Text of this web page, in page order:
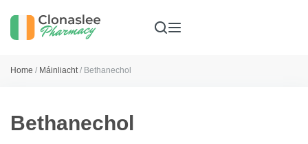
Home / Máinliacht/ Bethanechol
Bethanechol